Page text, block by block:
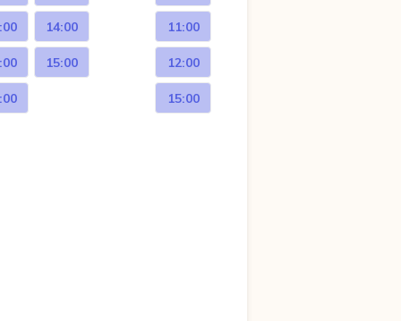
14:00
15:00
11:00
12:00
15:00